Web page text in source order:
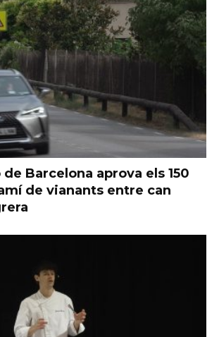
Barcelona aprova els 150
de vianants entre can